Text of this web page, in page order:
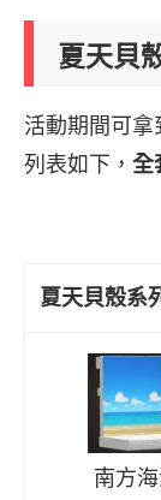
夏天貝
活動期間可
列表如下， 全
夏天貝殼系
南方